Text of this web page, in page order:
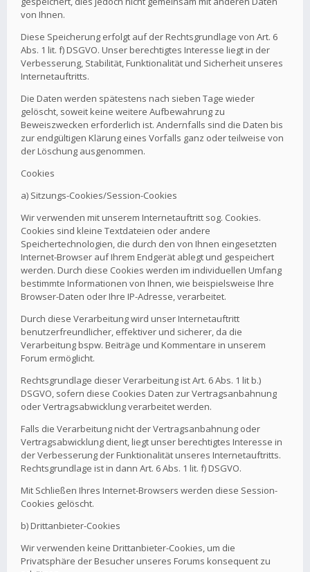
von Ihnen.
Diese Speicherung erfolgt auf der Rechtsgrundlage von Art. 6
Abs. 1 lit. f) DSGVO. Unser berechtigtes Interesse liegt in der
Verbesserung, Stabilität, Funktionalität und Sicherheit unseres
Internetauftritts.
Die Daten werden spätestens nach sieben Tage wieder
gelöscht, soweit keine weitere Aufbewahrung zu
Beweiszwecken erforderlich ist. Andernfalls sind die Daten bis
zur endgültigen Klärung eines Vorfalls ganz oder teilweise von
der Löschung ausgenommen.
Cookies
a) Sitzungs-Cookies/Session-Cookies
Wir verwenden mit unserem Internetauftritt sog. Cookies.
Cookies sind kleine Textdateien oder andere
Speichertechnologien, die durch den von Ihnen eingesetzten
Internet-Browser auf Ihrem Endgerät ablegt und gespeichert
werden. Durch diese Cookies werden im individuellen Umfang
bestimmte Informationen von Ihnen, wie beispielsweise Ihre
Browser-Daten oder Ihre IP-Adresse, verarbeitet.
Durch diese Verarbeitung wird unser Internetauftritt
benutzerfreundlicher, effektiver und sicherer, da die
Verarbeitung bspw. Beiträge und Kommentare in unserem
Forum ermöglicht.
Rechtsgrundlage dieser Verarbeitung ist Art. 6 Abs. 1 lit b.)
DSGVO, sofern diese Cookies Daten zur Vertragsanbahnung
oder Vertragsabwicklung verarbeitet werden.
Falls die Verarbeitung nicht der Vertragsanbahnung oder
Vertragsabwicklung dient, liegt unser berechtigtes Interesse in
der Verbesserung der Funktionalität unseres Internetauftritts.
Rechtsgrundlage ist in dann Art. 6 Abs. 1 lit. f) DSGVO.
Mit Schließen Ihres Internet-Browsers werden diese Session-
Cookies gelöscht.
b) Drittanbieter-Cookies
Wir verwenden keine Drittanbieter-Cookies, um die
Privatsphäre der Besucher unseres Forums konsequent zu